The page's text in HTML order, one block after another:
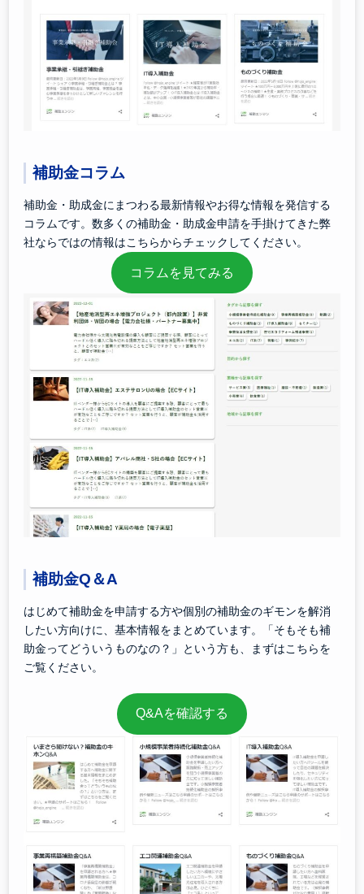
補助金コラム
補助金・助成金にまつわる最新情報やお得な情報を発信する
コラムです。数多くの補助金・助成金申請を手掛けてきた弊
社ならではの情報はこちらからチェックしてください。
コラムを見てみる
補助金Q＆A
はじめて補助金を申請する方や個別の補助金のギモンを解消
したい方向けに、基本情報をまとめています。「そもそも補
助金ってどういうものなの？」という方も、まずはこちらを
ご覧ください。
Q&Aを確認する